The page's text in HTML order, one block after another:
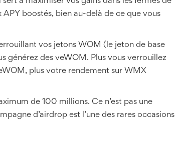
boostés, bien au-delà de ce que vous
vos jetons WOM (le jeton de base
générez des veWOM. Plus vous verrouillez
plus votre rendement sur WMX
de 100 millions. Ce n’est pas une
d’airdrop est l’une des rares occasions